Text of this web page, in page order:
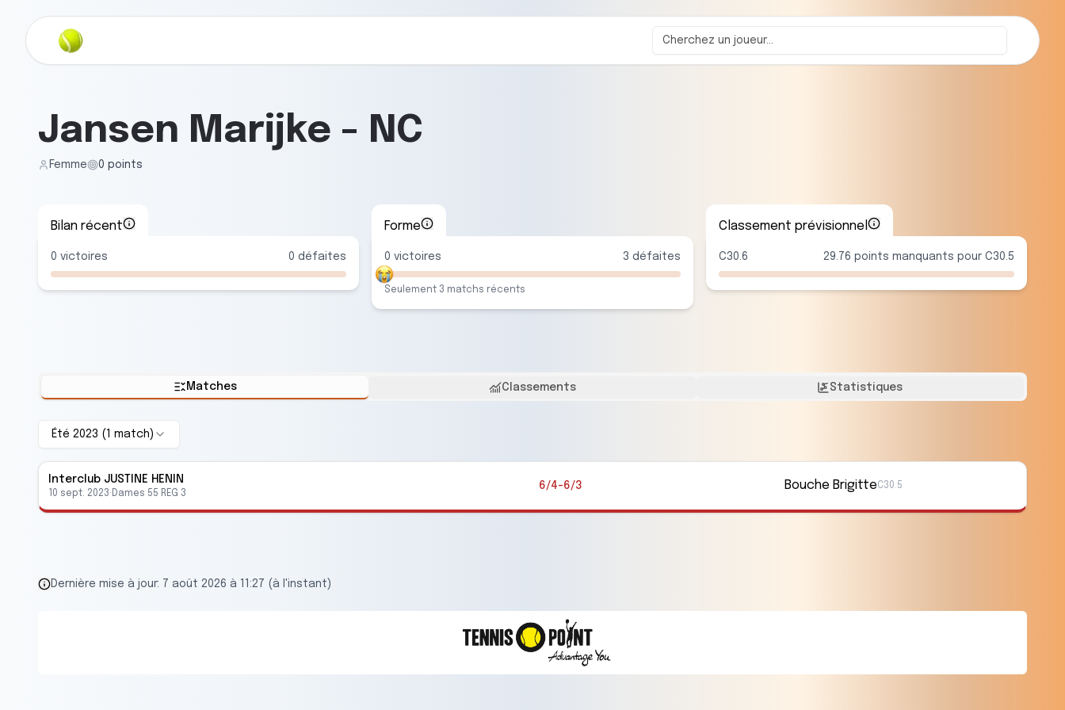
Jansen Marijke - NC
Femme 0 points
Bilan récent
0 victoires 0 défaites
Forme
0 victoires 3 défaites
Seulement 3 matchs récents
Classement prévisionnel
C30.6 29.76 points manquants pour C30.5
Matches Classements Statistiques
Été 2023 ( match )
Interclub JUSTINE HENIN
10 sept. 2023· Dames 55 REG 3
6/4-6/3 Bouche BrigitteC30.5
Dernière mise à jour: 7 août 2026 à 11:27 (à l'instant)